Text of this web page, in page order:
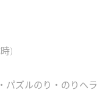
)
パズルのり・のりヘラ